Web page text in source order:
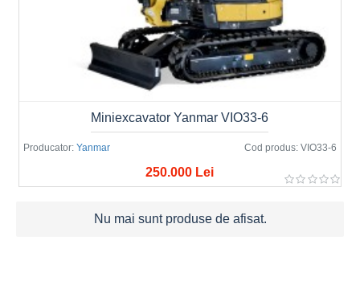
Producator: Yanmar Cod produs: VIO33-6
Miniexcavator Yanmar VIO33-6
250.000 Lei
Nu mai sunt produse de afisat.